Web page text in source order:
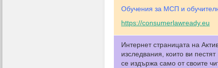
Обучения за МСП и
https://consumerlawready.eu
Интернет страницата на
изследвания, които ви
се издържа само от своите